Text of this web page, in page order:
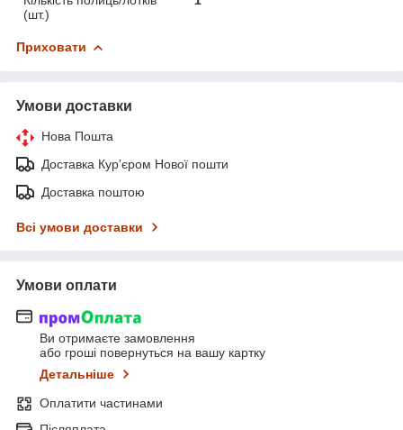
(шт.)
Приховати
Умови доставки
Нова Пошта
Доставка Курʼєром Нової пошти
Доставка поштою
Всі умови доставки
Умови оплати
Ви отримаєте замовлення
або гроші повернуться на вашу картку
Детальніше
Оплатити частинами